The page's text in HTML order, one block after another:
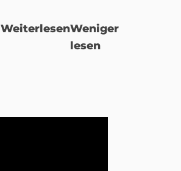
WeiterlesenWeniger
lesen